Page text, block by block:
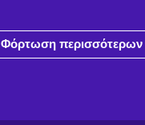
Φόρτωση περισσότερων